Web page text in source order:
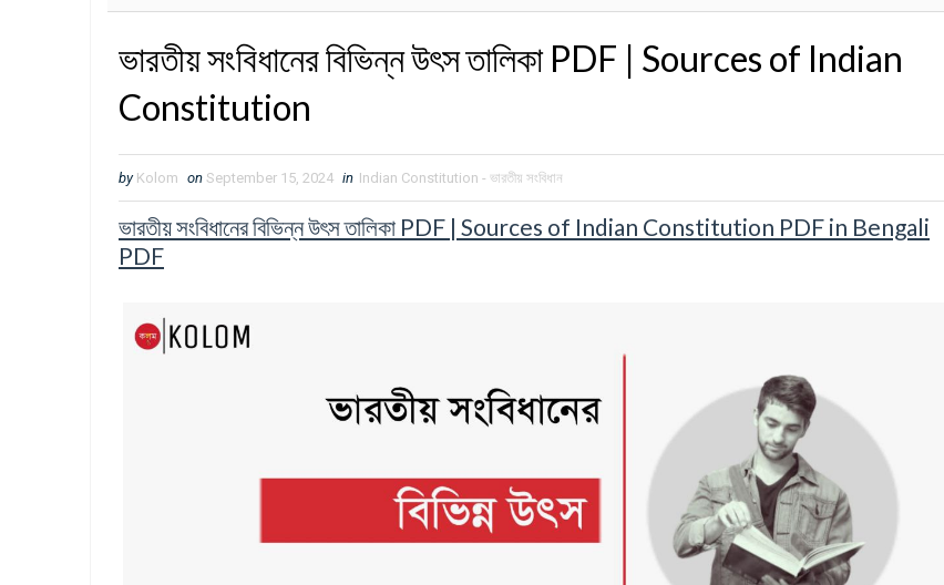
ভারতীয় সংবিধানের বিভিন্ন উৎস তালিকা PDF | Sources of Indian
Constitution
by Kolom on September 15, 2024 in Indian Constitution - ভারতীয় সংবিধান
ভারতীয় সংবিধানের বিভিন্ন উৎস তালিকা PDF | Sources of Indian Constitution PDF in Bengali
PDF